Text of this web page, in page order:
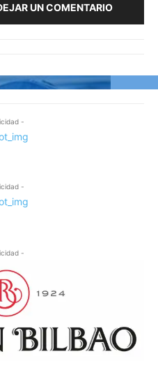
UN COMENTARIO
-
-
-